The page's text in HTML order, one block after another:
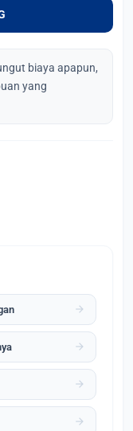
biaya apapun,
yang
arrow_forward
arrow_forward
arrow_forward
arrow_forward